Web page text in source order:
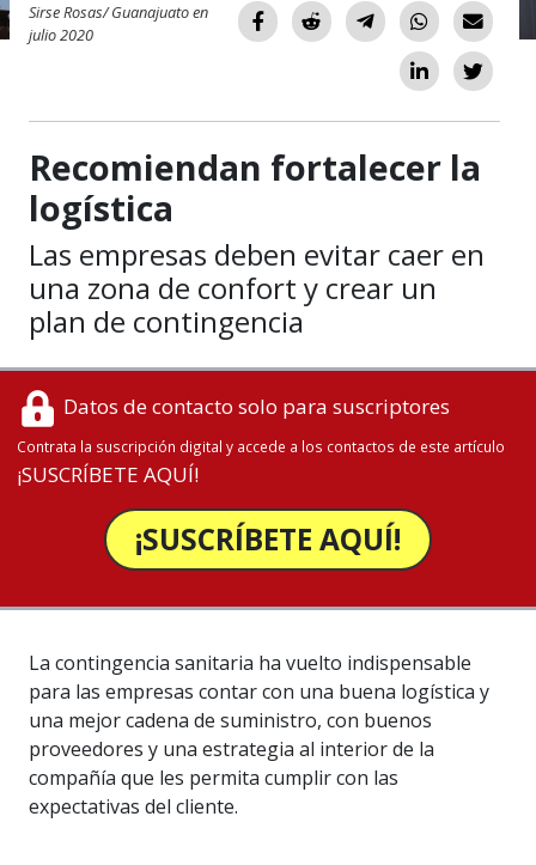
Sirse Rosas/ Guanajuato en
julio 2020
Recomiendan fortalecer la
logística
Las empresas deben evitar caer en
una zona de confort y crear un
plan de contingencia
Datos de contacto solo para suscriptores
Contrata la suscripción digital y accede a los contactos de este artículo
¡SUSCRÍBETE AQUÍ!
¡SUSCRÍBETE AQUÍ!
La contingencia sanitaria ha vuelto indispensable
para las empresas contar con una buena logística y
una mejor cadena de suministro, con buenos
proveedores y una estrategia al interior de la
compañía que les permita cumplir con las
expectativas del cliente.